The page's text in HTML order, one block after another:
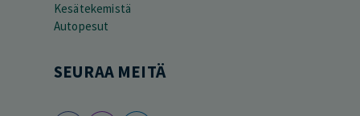
Kesätekemistä
Autopesut
SEURAA MEITÄ